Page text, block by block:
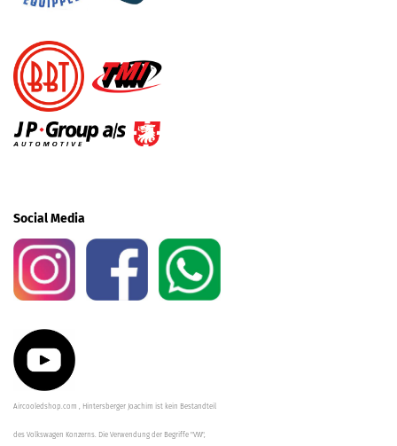
Social Media
Aircooledshop.com , Hintersberger Joachim ist kein Bestandteil
des Volkswagen Konzerns. Die Verwendung der Begriffe "VW",